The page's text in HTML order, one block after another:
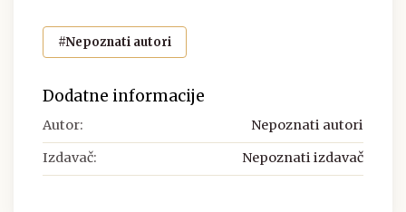
#Nepoznati autori
Dodatne informacije
Autor: Nepoznati autori
Izdavač: Nepoznati izdavač